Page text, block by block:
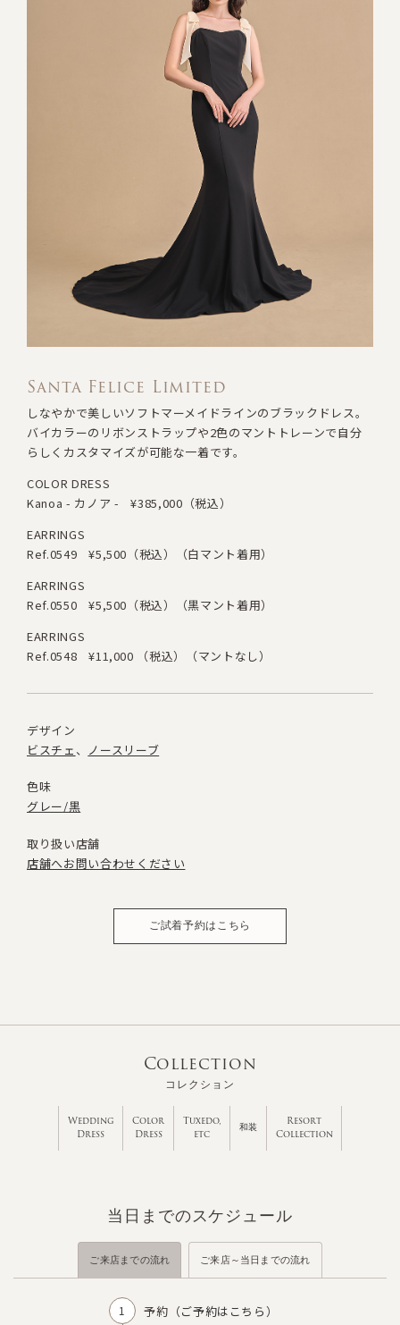
Santa Felice Limited
しなやかで美しいソフトマーメイドラインのブラックドレス。
バイカラーのリボンストラップや2色のマントトレーンで自分
らしくカスタマイズが可能な一着です。
COLOR DRESS
Kanoa - カノア -
¥385,000（税込）
EARRINGS
Ref.0549
¥5,500（税込）（白マント着用）
EARRINGS
Ref.0550
¥5,500（税込）（黒マント着用）
EARRINGS
Ref.0548
¥11,000 （税込）（マントなし）
デザイン
ビスチェ
ノースリーブ
色味
グレー/黒
取り扱い店舗
店舗へお問い合わせください
ご試着予約はこちら
Collection
コレクション
Wedding
Dress
Color
Dress
Tuxedo,
etc
和装
Resort
Collection
当日までのスケジュール
ご来店までの流れ ご来店～当日までの流れ
予約（ご予約はこちら）